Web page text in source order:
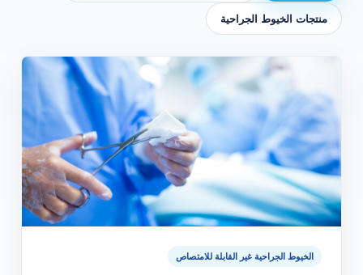
منتجات الخيوط الجراحية
الخيوط الجراحية غير القابلة للامتصاص